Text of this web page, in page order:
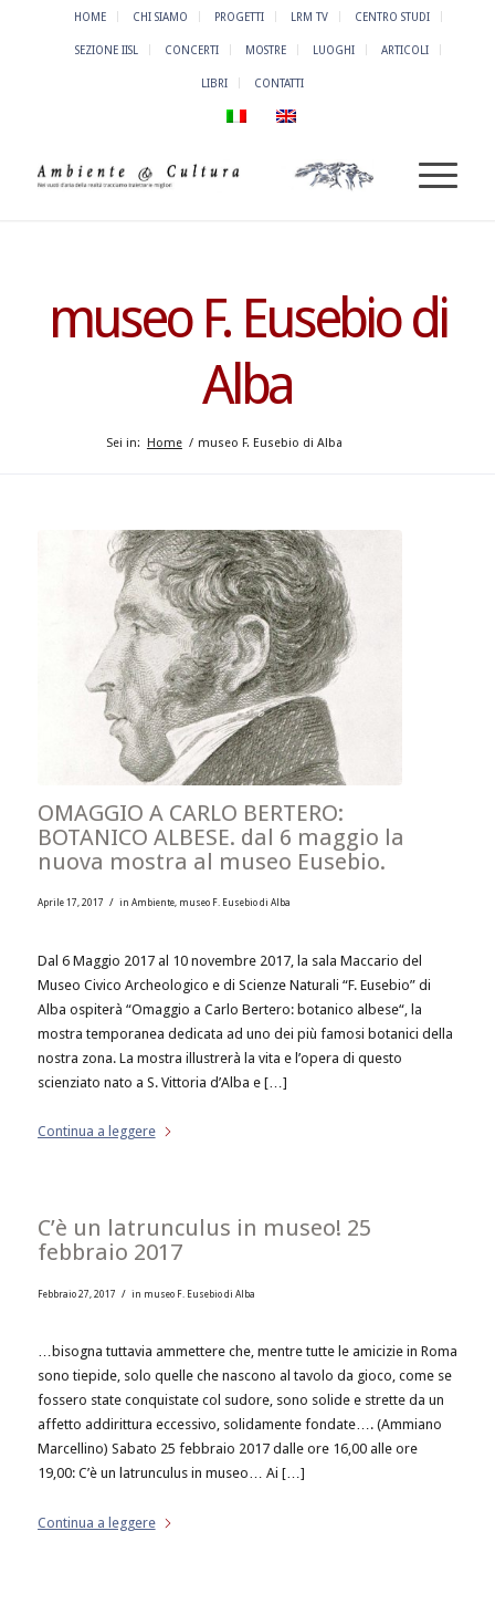
HOME CHI SIAMO PROGETTI LRM TV CENTRO STUDI
SEZIONE IISL CONCERTI MOSTRE LUOGHI ARTICOLI
LIBRI CONTATTI
museo F. Eusebio di
Alba
Sei in: Home / museo F. Eusebio di Alba
OMAGGIO A CARLO BERTERO:
BOTANICO ALBESE. dal 6 maggio la
nuova mostra al museo Eusebio.
Aprile 17, 2017 / in Ambiente, museo F. Eusebio di Alba
Dal 6 Maggio 2017 al 10 novembre 2017, la sala Maccario del
Museo Civico Archeologico e di Scienze Naturali “F. Eusebio” di
Alba ospiterà “Omaggio a Carlo Bertero: botanico albese“, la
mostra temporanea dedicata ad uno dei più famosi botanici della
nostra zona. La mostra illustrerà la vita e l’opera di questo
scienziato nato a S. Vittoria d’Alba e […]
Continua a leggere
C’è un latrunculus in museo! 25
febbraio 2017
Febbraio 27, 2017 / in museo F. Eusebio di Alba
…bisogna tuttavia ammettere che, mentre tutte le amicizie in Roma
sono tiepide, solo quelle che nascono al tavolo da gioco, come se
fossero state conquistate col sudore, sono solide e strette da un
affetto addirittura eccessivo, solidamente fondate…. (Ammiano
Marcellino) Sabato 25 febbraio 2017 dalle ore 16,00 alle ore
19,00: C’è un latrunculus in museo… Ai […]
Continua a leggere